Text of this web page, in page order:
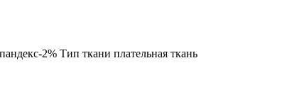
2% Тип ткани плательная ткань